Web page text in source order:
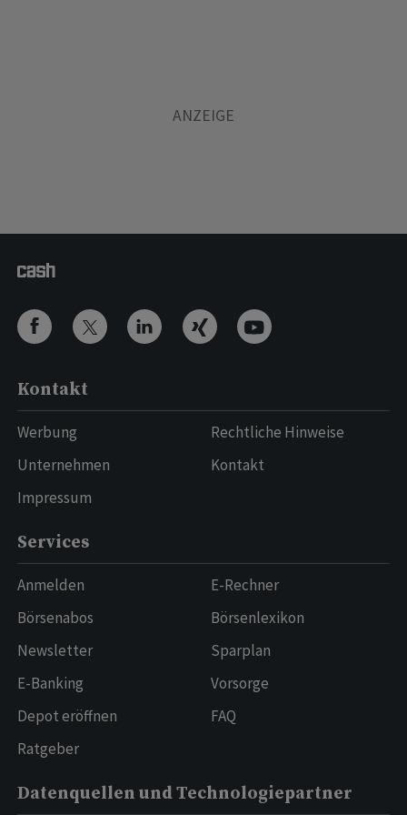
Kontakt
Werbung
Unternehmen
Impressum
Rechtliche Hinweise
Kontakt
Services
Anmelden
Börsenabos
Newsletter
E-Banking
Depot eröffnen
Ratgeber
E-Rechner
Börsenlexikon
Sparplan
Vorsorge
FAQ
Datenquellen und Technologiepartner